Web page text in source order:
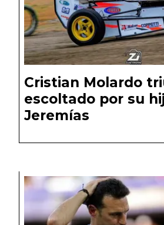
Cristian Molardo
escoltado por su
Jeremías